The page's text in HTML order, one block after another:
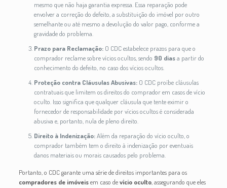
mesmo que não haja garantia expressa. Essa reparação pode
envolver a correção do defeito, a substituição do imóvel por outro
semelhante ou até mesmo a devolução do valor pago, conforme a
gravidade do problema.
Prazo para Reclamação: O CDC estabelece prazos para que o
comprador reclame sobre vícios ocultos, sendo 90 diasa partir do
conhecimento do defeito, no caso dos vícios ocultos.
Proteção contra Cláusulas Abusivas: O CDC proíbe cláusulas
contratuais que limitem os direitos do comprador em casos de vício
oculto. Isso significa que qualquer cláusula que tente eximir o
fornecedor de responsabilidade por vícios ocultos é considerada
abusiva e, portanto, nula de pleno direito.
Direito à Indenização:Além da reparação do vício oculto, o
comprador também tem o direito à indenização por eventuais
danos materiais ou morais causados pelo problema.
Portanto, o CDC garante uma série de direitos importantes para os
compradores de imóveisem caso devício oculto , assegurando que eles